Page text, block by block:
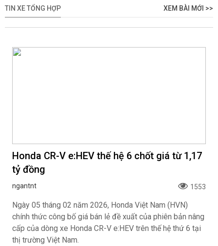
TIN XE TỔNG HỢP XEM BÀI MỚI >>
Honda CR-V e:HEV thế hệ 6 chốt giá từ 1,17
tỷ đồng
ngantnt 1553
Ngày 05 tháng 02 năm 2026, Honda Việt Nam (HVN)
chính thức công bố giá bán lẻ đề xuất của phiên bản nâng
cấp của dòng xe Honda CR-V e:HEV trên thế hệ thứ 6 tại
thị trường Việt Nam.